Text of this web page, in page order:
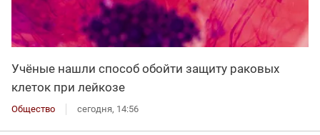
Учёные нашли способ обойти защиту раковых
клеток при лейкозе
Общество сегодня, 14:56